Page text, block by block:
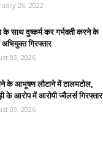
26, 2022
के साथ दुष्कर्म कर गर्भवती करने के
गिरफ्तार
03, 2026
के आभूषण लौटाने में टालमटोल,
के आरोप में आरोपी ज्वैलर्स गिरफ्तार
03, 2026